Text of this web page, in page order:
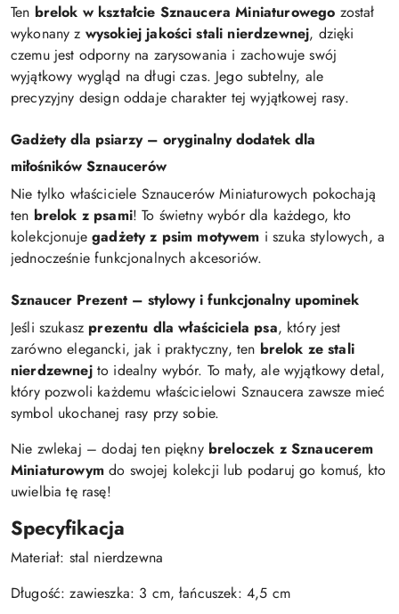
Ten brelok w kształcie Sznaucera Miniaturowego został
wykonany z wysokiej jakości stali nierdzewnej, dzięki
czemu jest odporny na zarysowania i zachowuje swój
wyjątkowy wygląd na długi czas. Jego subtelny, ale
precyzyjny design oddaje charakter tej wyjątkowej rasy.
Gadżety dla psiarzy – oryginalny dodatek dla
miłośników Sznaucerów
Nie tylko właściciele Sznaucerów Miniaturowych pokochają
ten brelok z psami! To świetny wybór dla każdego, kto
kolekcjonujegadżety z psim motywem i szuka stylowych, a
jednocześnie funkcjonalnych akcesoriów.
Sznaucer Prezent – stylowy i funkcjonalny upominek
Jeśli szukasz prezentu dla właściciela psa, który jest
zarówno elegancki, jak i praktyczny, ten brelok ze stali
nierdzewnejto idealny wybór. To mały, ale wyjątkowy detal,
który pozwoli każdemu właścicielowi Sznaucera zawsze mieć
symbol ukochanej rasy przy sobie.
Nie zwlekaj – dodaj ten piękny breloczek z Sznaucerem
Miniaturowymdo swojej kolekcji lub podaruj go komuś, kto
uwielbia tę rasę!
Specyfikacja
Materiał: stal nierdzewna
Długość: zawieszka: 3 cm, łańcuszek: 4,5 cm